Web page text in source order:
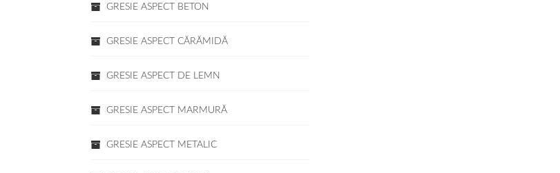
GRESIE ASPECT BETON
GRESIE ASPECT CĂRĂMIDĂ
GRESIE ASPECT DE LEMN
GRESIE ASPECT MARMURĂ
GRESIE ASPECT METALIC